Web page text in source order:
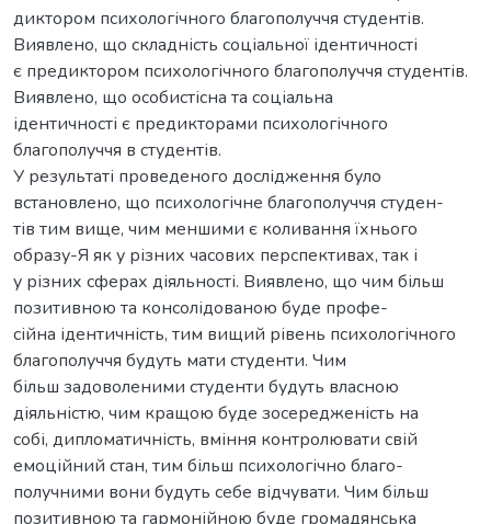
диктором психологічного благополуччя студентів.
Виявлено, що складність соціальної ідентичності
є предиктором психологічного благополуччя студентів.
Виявлено, що особистісна та соціальна
ідентичності є предикторами психологічного
благополуччя в студентів.
У результаті проведеного дослідження було
встановлено, що психологічне благополуччя студен-
тів тим вище, чим меншими є коливання їхнього
образу-Я як у різних часових перспективах, так і
у різних сферах діяльності. Виявлено, що чим більш
позитивною та консолідованою буде профе-
сійна ідентичність, тим вищий рівень психологічного
благополуччя будуть мати студенти. Чим
більш задоволеними студенти будуть власною
діяльністю, чим кращою буде зосередженість на
собі, дипломатичність, вміння контролювати свій
емоційний стан, тим більш психологічно благо-
получними вони будуть себе відчувати. Чим більш
позитивною та гармонійною буде громадянська